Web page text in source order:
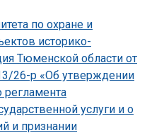
по охране и
историко-
Тюменской области от
26-р «Об утверждении
регламента
услуги и о
и признании